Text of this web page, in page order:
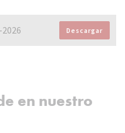
Descargar
en nuestro